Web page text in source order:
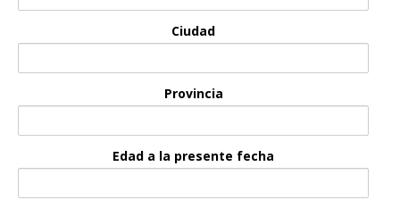
Ciudad
Provincia
Edad a la presente fecha